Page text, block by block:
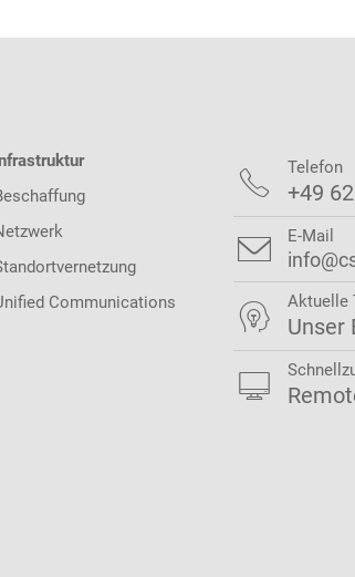
Communications
 Telefon
+49
 E-Mail
 Aktuelle
Unser
